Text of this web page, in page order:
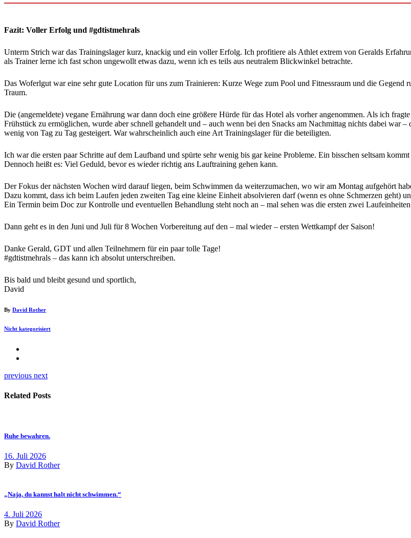
Fazit: Voller Erfolg und #gdtistmehrals
Unterm Strich war das Trainingslager kurz, knackig und ein voller Erfolg. Ich profitiere als Athlet extrem von Geralds
als Trainer lerne ich fast schon ungewollt etwas dazu, wenn ich es teils aus neutralem Blickwinkel betrachte.
Das Woferlgut war eine sehr gute Location für uns zum Trainieren: Kurze Wege zum Pool und Fitnessraum und die Gegend
Traum.
Die (angemeldete) vegane Ernährung war dann doch eine größere Hürde für das Hotel als vorher angenommen. Als ich
Frühstück zu ermöglichen, wurde aber schnell gehandelt und – auch wenn bei den Snacks am Nachmittag nichts dabei war
wenig von Tag zu Tag gesteigert. War wahrscheinlich auch eine Art Trainingslager für die beteiligten.
Ich war die ersten paar Schritte auf dem Laufband und spürte sehr wenig bis gar keine Probleme. Ein bisschen seltsam
Dennoch heißt es: Viel Geduld, bevor es wieder richtig ans Lauftraining gehen kann.
Der Fokus der nächsten Wochen wird darauf liegen, beim Schwimmen da weiterzumachen, wo wir am Montag aufgehört
Dazu kommt, dass ich beim Laufen jeden zweiten Tag eine kleine Einheit absolvieren darf (wenn es ohne Schmerzen geht)
Ein Termin beim Doc zur Kontrolle und eventuellen Behandlung steht noch an – mal sehen was die ersten zwei
Dann geht es in den Juni und Juli für 8 Wochen Vorbereitung auf den – mal wieder – ersten Wettkampf der Saison!
Danke Gerald, GDT und allen Teilnehmern für ein paar tolle Tage!
#gdtistmehrals – das kann ich absolut unterschreiben.
Bis bald und bleibt gesund und sportlich,
David
By David Rother
Nicht kategorisiert
previous next
Related Posts
Ruhe bewahren.
16. Juli 2026
By David Rother
„Naja, du kannst halt nicht schwimmen.“
4. Juli 2026
By David Rother